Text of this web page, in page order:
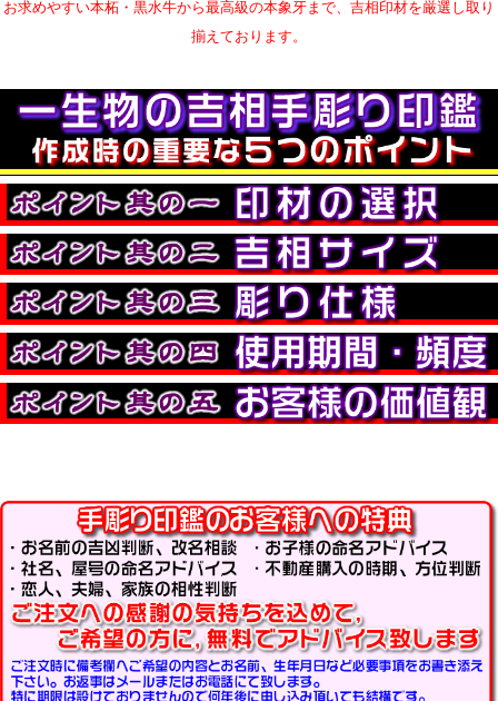
お求めやすい本柘・黒水牛から最高級の本象牙まで、吉相印材を厳選し取り
揃えております。